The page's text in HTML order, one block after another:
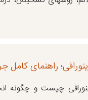
راهنمای کامل
چیست و چگونه